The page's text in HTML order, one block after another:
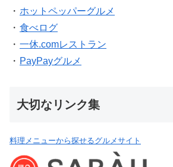
・ ホットペッパーグルメ
・ 食べログ
・ 一休.comレストラン
・ PayPayグルメ
大切なリンク集
料理メニューから探せるグルメサイト